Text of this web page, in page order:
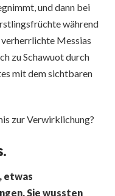
und dann bei
während
verherrlichte Messias
zu Schawuot durch
mit dem sichtbaren
zur Verwirklichung?
etwas
Sie wussten